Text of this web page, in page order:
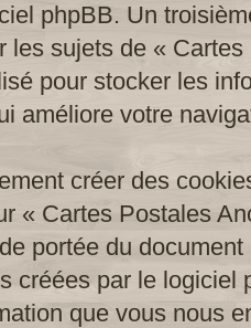
phpBB. Un
les sujets de «
pour stocker les
améliore votre
créer des
« Cartes Postales
portée du
créées par le logiciel
que vous nous